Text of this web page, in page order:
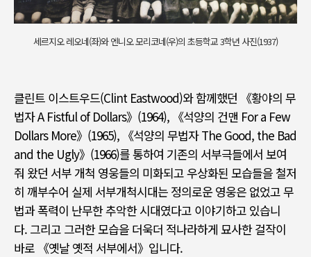
세르지오 레오네(좌)와 엔니오 모리코네(우)의 초등학교 3학년 사진(1937)
클린트 이스트우드(Clint Eastwood)와 함께했던 《황야의 무
법자A Fistful of Dollars》(1964), 《석양의 건맨 For a Few
Dollars More》(1965), 《석양의 무법자 The Good, the Bad
and the Ugly》(1966)를 통하여 기존의 서부극들에서 보여
줘 왔던 서부 개척 영웅들의 미화되고 우상화된 모습들을 철저
히 깨부수어 실제 서부개척시대는 정의로운 영웅은 없었고 무
법과 폭력이 난무한 추악한 시대였다고 이야기하고 있습니
다. 그리고 그러한 모습을 더욱더 적나라하게 묘사한 걸작이
바로 《옛날 옛적 서부에서》 입니다.